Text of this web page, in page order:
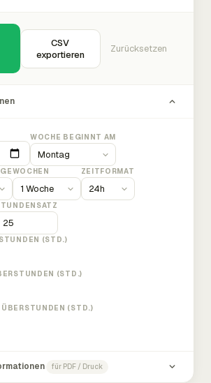
CSV
exportieren
Zurücksetzen
WOCHE BEGINNT AM
WOCHEN ZEITFORMAT
(STD.)
(STD.)
(STD.)
für PDF / Druck